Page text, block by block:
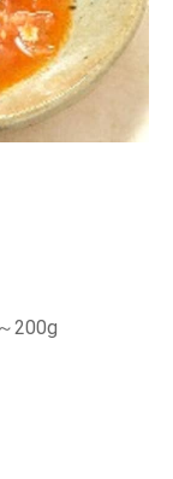
200g